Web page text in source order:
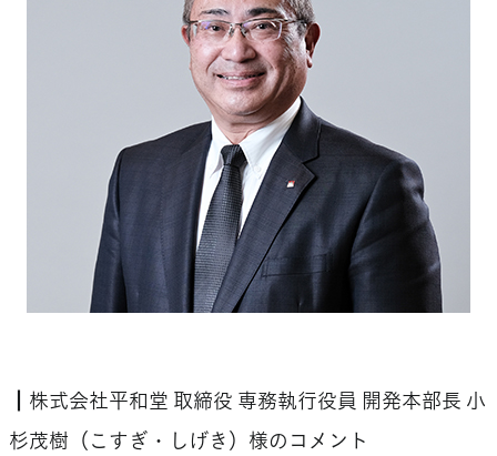
┃株式会社平和堂 取締役 専務執行役員 開発本部長 小
杉茂樹（こすぎ・しげき）様のコメント